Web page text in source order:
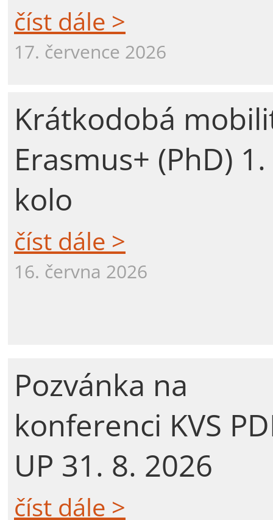
číst dále >
17. července 2026
Krátkodobá
Erasmus+ (PhD) 1.
kolo
číst dále >
16. června 2026
Pozvánka na
konferenci KVS
UP 31. 8. 2026
číst dále >